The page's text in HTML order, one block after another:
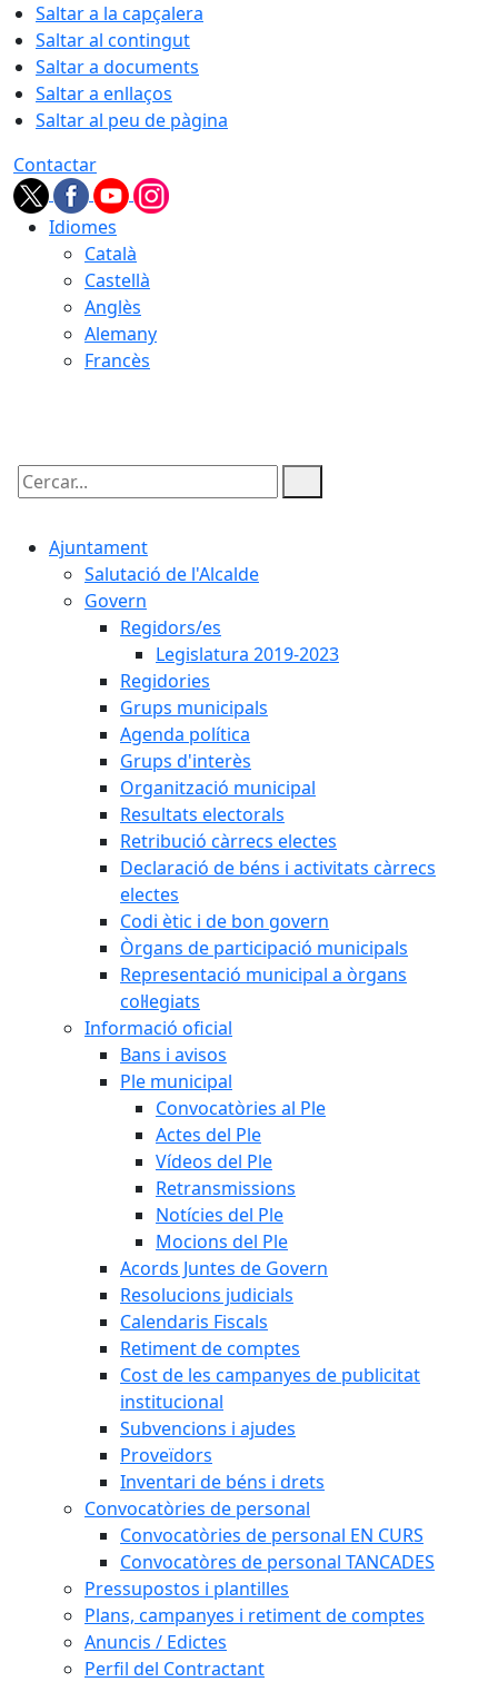
Saltar a la capçalera
Saltar al contingut
Saltar a documents
Saltar a enllaços
Saltar al peu de pàgina
Contactar
Idiomes
Català
Castellà
Anglès
Alemany
Francès
Cercar:
Ajuntament
Salutació de l'Alcalde
Govern
Regidors/es
Legislatura 2019-2023
Regidories
Grups municipals
Agenda política
Grups d'interès
Organització municipal
Resultats electorals
Retribució càrrecs electes
Declaració de béns i activitats càrrecs
electes
Codi ètic i de bon govern
Òrgans de participació municipals
Representació municipal a òrgans
col·legiats
Informació oficial
Bans i avisos
Ple municipal
Convocatòries al Ple
Actes del Ple
Vídeos del Ple
Retransmissions
Notícies del Ple
Mocions del Ple
Acords Juntes de Govern
Resolucions judicials
Calendaris Fiscals
Retiment de comptes
Cost de les campanyes de publicitat
institucional
Subvencions i ajudes
Proveïdors
Inventari de béns i drets
Convocatòries de personal
Convocatòries de personal EN CURS
Convocatòres de personal TANCADES
Pressupostos i plantilles
Plans, campanyes i retiment de comptes
Anuncis / Edictes
Perfil del Contractant